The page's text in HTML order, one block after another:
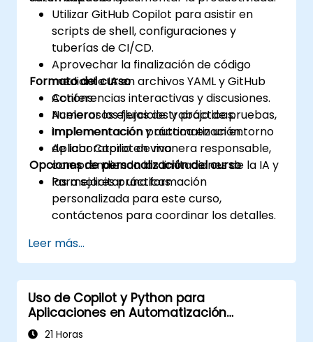
Utilizar GitHub Copilot para asistir en
scripts de shell, configuraciones y
tuberías de CI/CD.
Aprovechar la finalización de código
mediante IA en archivos YAML y GitHub
Actions.
Acelerar los flujos de trabajo de pruebas,
implementación y automatización.
Aplicar Copilot de manera responsable,
comprendiendo las limitaciones de la IA y
las mejores prácticas.
Formato del curso
Conferencias interactivas y discusiones.
Numerosos ejercicios y prácticas.
Implementación práctica en un entorno
de laboratorio en vivo.
Opciones de personalización del curso
Para solicitar una formación
personalizada para este curso,
contáctenos para coordinar los detalles.
Leer más...
Uso de Copilot y Python para
Aplicaciones en Automatización
Industrial
21 Horas